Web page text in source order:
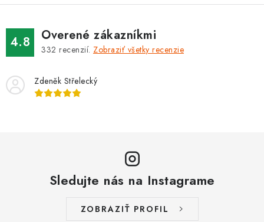
4.8 Overené zákazníkmi
332 recenzií. Zobraziť všetky recenzie
Zdeněk Střelecký
Sledujte nás na Instagrame
ZOBRAZIŤ PROFIL